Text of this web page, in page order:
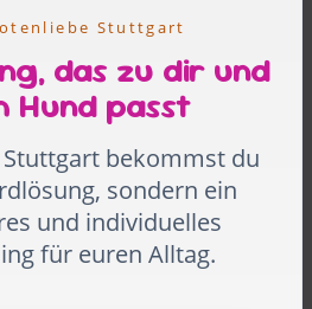
Stuttgart
das zu dir und
Hund passt
bekommst du
sondern ein
und individuelles
für euren Alltag.